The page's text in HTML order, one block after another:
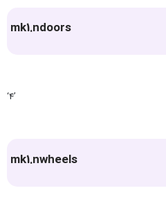
mk1.ndoors
‘4’
mk1.nwheels